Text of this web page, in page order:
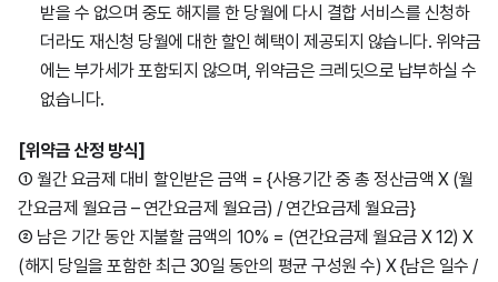
받을 수 없으며 중도 해지를 한 당월에 다시 결합 서비스를 신청하
더라도 재신청 당월에 대한 할인 혜택이 제공되지 않습니다. 위약금
에는 부가세가 포함되지 않으며, 위약금은 크레딧으로 납부하실 수
없습니다.
[위약금 산정 방식]
① 월간 요금제 대비 할인받은 금액 = {사용기간 중 총 정산금액 X (월
간요금제 월요금 – 연간요금제 월요금) / 연간요금제 월요금}
② 남은 기간 동안 지불할 금액의 10% = (연간요금제 월요금 X 12) X
(해지 당일을 포함한 최근 30일 동안의 평균 구성원 수) X {남은 일수 /